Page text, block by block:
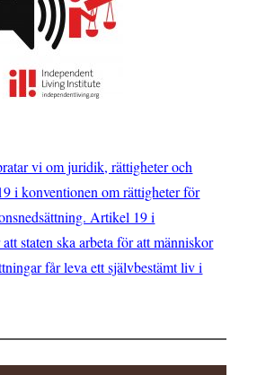
vi om juridik, rättigheter och
i konventionen om rättigheter för
Artikel 19 i
staten ska arbeta för att människor
får leva ett självbestämt liv i